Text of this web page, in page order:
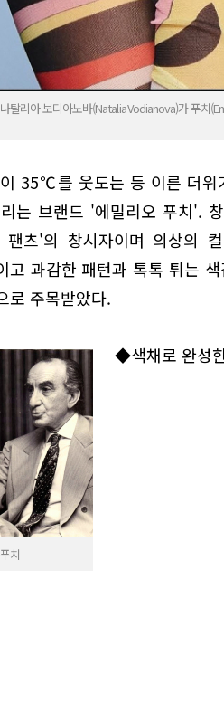
탈리아 보디아노바(Natalia Vodianova)가 푸치
35℃를 웃도는 등 이른 더위
는 브랜드 '에밀리오 푸치'.
팬츠'의 창시자이며 의상의
고 과감한 패턴과 톡톡 튀는
로 주목받았다.
치
◆색채로 완성